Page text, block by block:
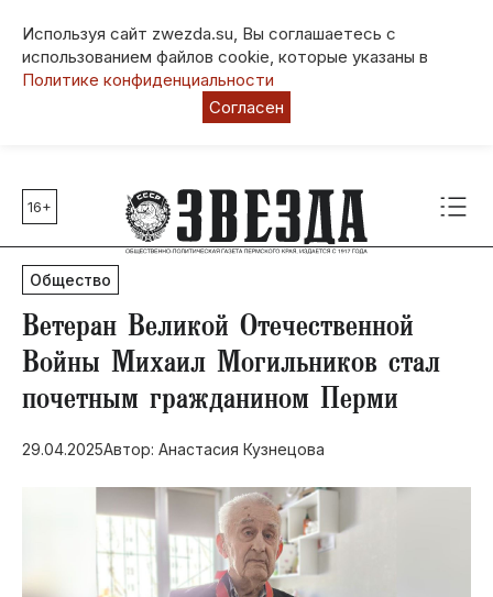
Используя сайт zwezda.su, Вы соглашаетесь с
использованием файлов cookie, которые указаны в
Политике конфиденциальности
Согласен
Главные темы
80 лет Победы
Молодежная столица РФ
СВО
Выборы в Пермском крае
Инфраструктура
Благоустройство
16+
Общество
​Ветеран Великой Отечественной
Войны Михаил Могильников стал
почетным гражданином Перми
29.04.2025Автор: Анастасия Кузнецова